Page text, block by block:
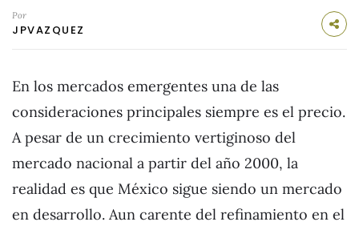
Por
JPVAZQUEZ
En los mercados emergentes una de las
consideraciones principales siempre es el precio.
A pesar de un crecimiento vertiginoso del
mercado nacional a partir del año 2000, la
realidad es que México sigue siendo un mercado
en desarrollo. Aun carente del refinamiento en el